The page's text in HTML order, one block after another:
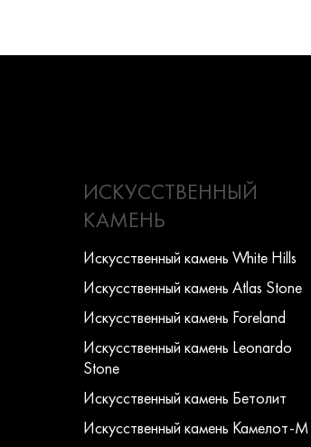
ИСКУССТВЕННЫЙ
КАМЕНЬ
Искусcтвенный камень White Hills
Искусcтвенный камень Atlas Stone
Искусcтвенный камень Foreland
Искусcтвенный камень Leonardo
Stone
Искусcтвенный камень Бетолит
Искусcтвенный камень Камелот-М